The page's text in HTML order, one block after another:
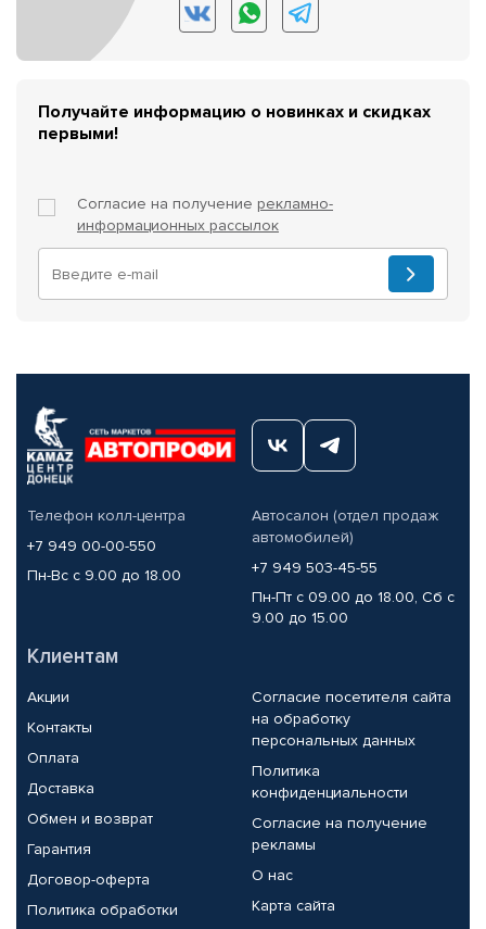
Получайте информацию о новинках и скидках
первыми!
Согласие на получение рекламно-
информационных рассылок
Телефон колл-центра
+7 949 00-00-550
Пн-Вс с 9.00 до 18.00
Автосалон (отдел продаж
автомобилей)
+7 949 503-45-55
Пн-Пт с 09.00 до 18.00, Сб с
9.00 до 15.00
Клиентам
Акции
Контакты
Оплата
Доставка
Обмен и возврат
Гарантия
Договор-оферта
Политика обработки
Согласие посетителя сайта
на обработку
персональных данных
Политика
конфиденциальности
Согласие на получение
рекламы
О нас
Карта сайта